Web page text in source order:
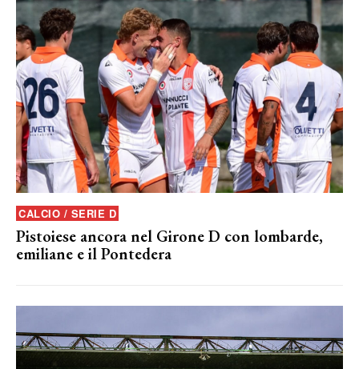
CALCIO / SERIE D
Pistoiese ancora nel Girone D con lombarde,
emiliane e il Pontedera